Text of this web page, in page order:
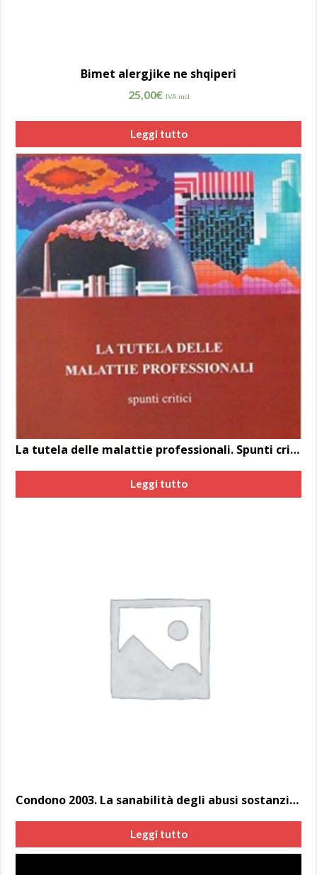
Bimet alergjike ne shqiperi
25,00€ IVA incl.
Leggi tutto
La tutela delle malattie professionali. Spunti critici di Luigi De Angelis
Leggi tutto
Condono 2003. La sanabilità degli abusi sostanziali su aree vincolate paesaggisticamente di Gaetano Stea
Leggi tutto